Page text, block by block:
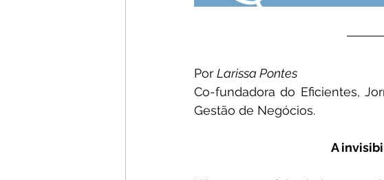
Por Larissa Pontes
Co-fundadora do Eficientes,
Gestão de Negócios.
A